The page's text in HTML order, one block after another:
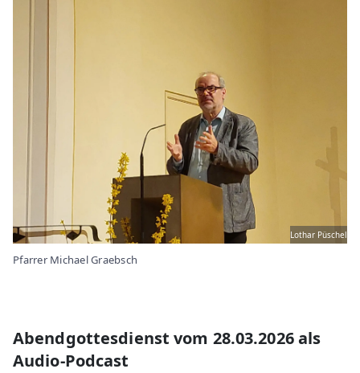
Lothar Püschel
Pfarrer Michael Graebsch
Abendgottesdienst vom 28.03.2026 als
Audio-Podcast